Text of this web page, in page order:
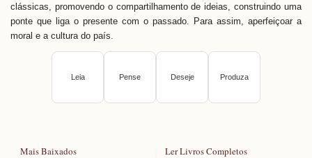
clássicas, promovendo o compartilhamento de ideias, construindo uma
ponte que liga o presente com o passado. Para assim, aperfeiçoar a
moral e a cultura do país.
Leia Pense Deseje Produza
Mais Baixados Ler Livros Completos